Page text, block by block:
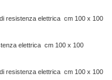
resistenza elettrica cm 100 x 100
elettrica cm 100 x 100
resistenza elettrica cm 100 x 100